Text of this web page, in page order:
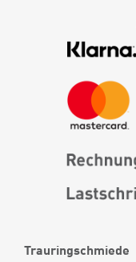
Trauringschmiede